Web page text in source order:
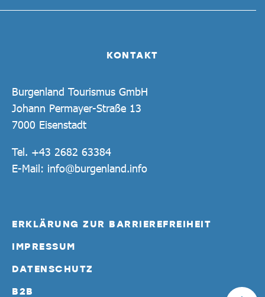
KONTAKT
Burgenland Tourismus GmbH
Johann Permayer-Straße 13
7000 Eisenstadt
Tel. +43 2682 63384
E-Mail: info@burgenland.info
ERKLÄRUNG ZUR BARRIEREFREIHEIT
IMPRESSUM
DATENSCHUTZ
B2B